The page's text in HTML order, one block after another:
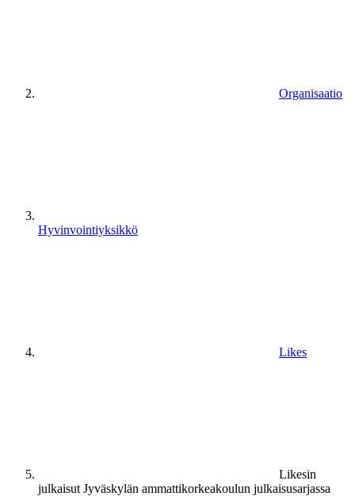
Organisaatio
Hyvinvointiyksikkö
Likes
Likesin
julkaisut Jyväskylän ammattikorkeakoulun julkaisusarjassa